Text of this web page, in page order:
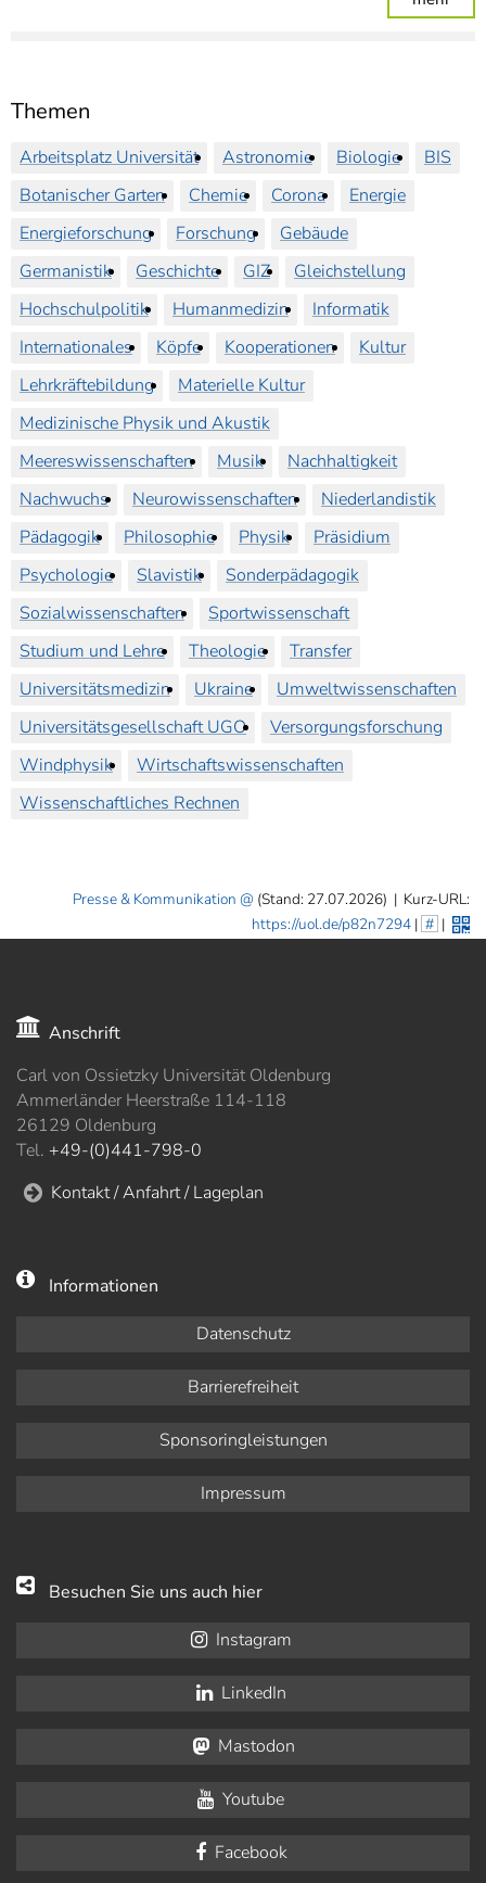
Themen
Arbeitsplatz Universität Astronomie Biologie
BIS
Botanischer Garten
Chemie Corona
Energie
Energieforschung
Forschung
Gebäude
Germanistik
Geschichte GIZ
Gleichstellung
Hochschulpolitik
Humanmedizin
Informatik
Internationales
Köpfe Kooperationen
Kultur
Lehrkräftebildung
Materielle Kultur
Medizinische Physik und Akustik
Meereswissenschaften
Musik
Nachhaltigkeit
Nachwuchs
Neurowissenschaften
Niederlandistik
Pädagogik
Philosophie Physik
Präsidium
Psychologie
Slavistik
Sonderpädagogik
Sozialwissenschaften
Sportwissenschaft
Studium und Lehre
Theologie
Transfer
Universitätsmedizin
Ukraine
Umweltwissenschaften
Universitätsgesellschaft UGO
Versorgungsforschung
Windphysik
Wirtschaftswissenschaften
Wissenschaftliches Rechnen
Presse & Kommunikation (Stand: 27.07.2026) | Kurz-URL:
https://uol.de/p82n7294| # |
Anschrift
Carl von Ossietzky Universität Oldenburg
Ammerländer Heerstraße 114-118
26129 Oldenburg
Tel. +49-(0)441-798-0
Kontakt / Anfahrt / Lageplan
Informationen
Datenschutz
Barrierefreiheit
Sponsoringleistungen
Impressum
Besuchen Sie uns auch hier
Instagram
LinkedIn
Mastodon
Youtube
Facebook